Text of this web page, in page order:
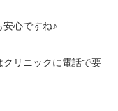
心ですね♪
リニックに電話で要